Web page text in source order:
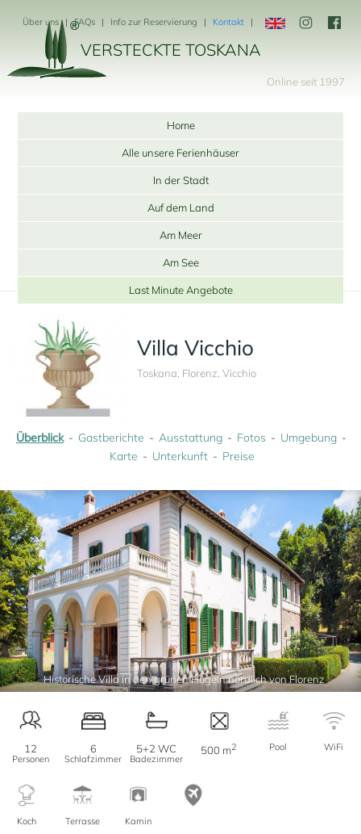
VERSTECKTE TOSKANA
Über uns FAQs Info zur Reservierung Kontakt
Online seit 1997
Home
Alle unsere Ferienhäuser
In der Stadt
Auf dem Land
Am Meer
Am See
Last Minute Angebote
Villa Vicchio
Toskana, Florenz, Vicchio
Überblick Gastberichte Ausstattung Fotos
Umgebung
Karte
Unterkunft Preise
Historische Villa in den grünen Hügeln nördlich von Florenz
12
Personen
6
Schlafzimmer
5+2 WC
Badezimmer
500 m2 Pool WiFi
Koch Terrasse Kamin